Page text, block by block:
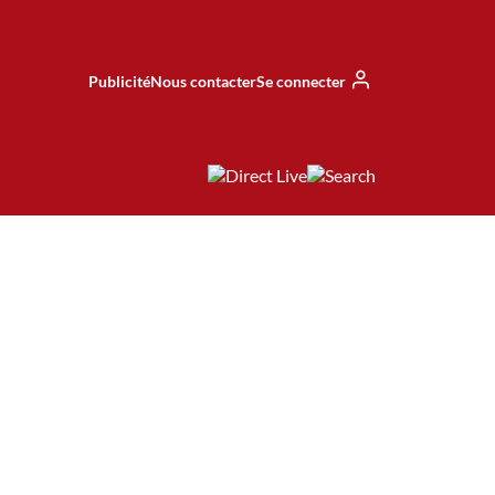
PublicitéNous contacterSe connecter